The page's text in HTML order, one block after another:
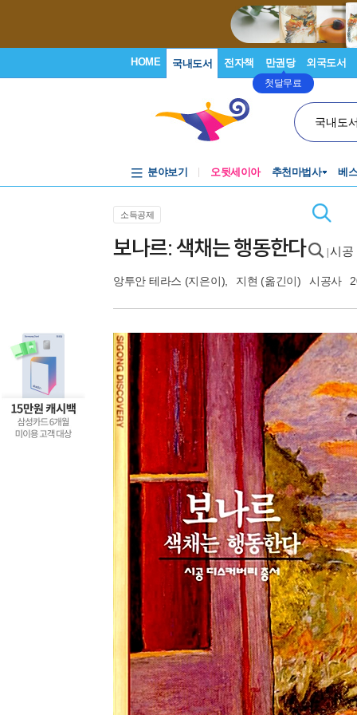
HOME 국내도서 전자책 만권당
첫달무료
외국도서
국내도
분야보기 오뒷세이아 추천마법사 베
소득공제
보나르: 색채는 행동한다 |시공
앙투안 테라스 (지은이), 지현 (옮긴이) 시공사